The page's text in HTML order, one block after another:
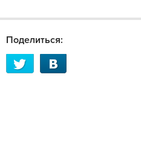
Поделиться: